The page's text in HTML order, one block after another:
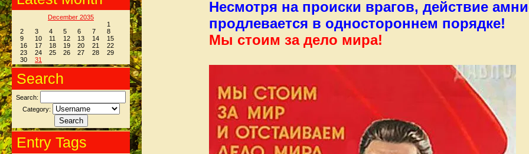
December 2035
1
2
3 4 5 6 7
8
9
10 11 12 13 14
15
16
17 18 19 20 21
22
23
24 25 26 27 28
29
30
31
Search
Search:
Category:
Entry Tags
Несмотря на происки врагов, действие
продлевается в одностороннем порядке!
Мы стоим за дело мира!